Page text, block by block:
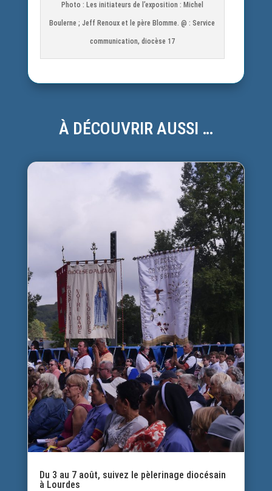
Photo : Les initiateurs de l’exposition : Michel
Boulerne ; Jeff Renoux et le père Blomme. @ : Service
communication, diocèse 17
À DÉCOUVRIR AUSSI …
Du 3 au 7 août, suivez le pèlerinage diocésain
à Lourdes